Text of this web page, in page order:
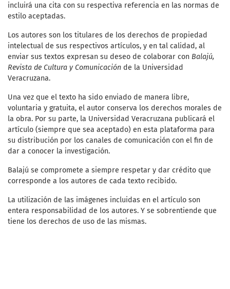
incluirá una cita con su respectiva referencia en las normas de
estilo aceptadas.
Los autores son los titulares de los derechos de propiedad
intelectual de sus respectivos artículos, y en tal calidad, al
enviar sus textos expresan su deseo de colaborar con Balajú,
Revista de Cultura y Comunicación de la Universidad
Veracruzana.
Una vez que el texto ha sido enviado de manera libre,
voluntaria y gratuita, el autor conserva los derechos morales de
la obra. Por su parte, la Universidad Veracruzana publicará el
artículo (siempre que sea aceptado) en esta plataforma para
su distribución por los canales de comunicación con el fin de
dar a conocer la investigación.
Balajú se compromete a siempre respetar y dar crédito que
corresponde a los autores de cada texto recibido.
La utilización de las imágenes incluidas en el artículo son
entera responsabilidad de los autores. Y se sobrentiende que
tiene los derechos de uso de las mismas.